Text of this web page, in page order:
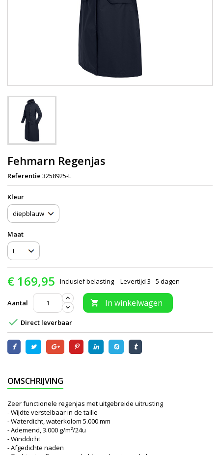
Fehmarn Regenjas
Referentie 3258925-L
Kleur
Maat
€ 169,95 Inclusief belasting Levertijd 3 - 5 dagen
Aantal  In winkelwagen
 Direct leverbaar
OMSCHRIJVING
Zeer functionele regenjas met uitgebreide uitrusting
- Wijdte verstelbaar in de taille
- Waterdicht, waterkolom 5.000 mm
- Ademend, 3.000 g/m²/24u
- Winddicht
- Afgedichte naden